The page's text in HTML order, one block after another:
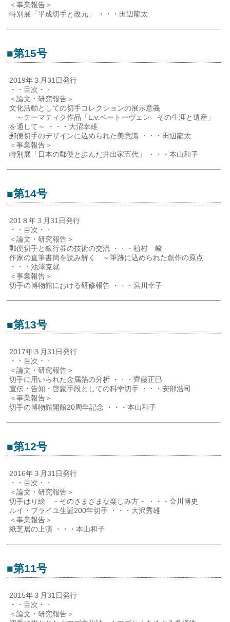
＜事業報告＞
特別展「平成切手と改元」 ・・・田辺龍太
■第15号
2019年３月31日発行
・・目次・・
＜論文・研究報告＞
文化活動としての切手コレクションの展示意義
～テーマティク作品「L.v.ベートーヴェン―その生涯と遺産」
を通して～ ・・・大沼幸雄
郵便切手のデザインに込められた美意識 ・・・田辺龍太
＜事業報告＞
特別展「日本の郵便と歩んだ井出家五代」 ・・・本山和子
■第14号
201８年３月31日発行
・・目次・・
＜論文・研究報告＞
郵便切手と銀行券の技術の交流 ・・・植村 峻
作家の直筆書簡を読み解く ～筆跡に込められた創作の原点
・・・池澤克就
＜事業報告＞
切手の博物館における研修報告 ・・・宮川幸子
■第13号
2017年３月31日発行
・・目次・・
＜論文・研究報告＞
切手に用いられた金属箔の分析 ・・・齊藤正巳
宣伝・告知・啓蒙手段としての科学切手 ・・・安部浩司
＜事業報告＞
切手の博物館開館20周年記念 ・・・本山和子
■第12号
2016年３月31日発行
・・目次・・
＜論文・研究報告＞
切手はり絵 －そのさまざまな楽しみ方－ ・・・金川博史
ルイ・ブライユ生誕200年切手 ・・・大沢秀雄
＜事業報告＞
紙芝居の上演 ・・・本山和子
■第11号
2015年３月31日発行
・・目次・・
＜論文・研究報告＞